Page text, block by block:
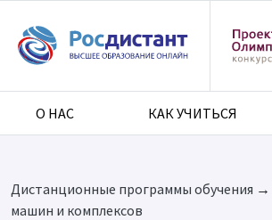
О НАС КАК УЧИТЬСЯ
Дистанционные программы обучения →
машин и комплексов